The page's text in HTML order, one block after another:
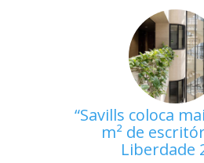
Savills coloca
m² de
Liberdade